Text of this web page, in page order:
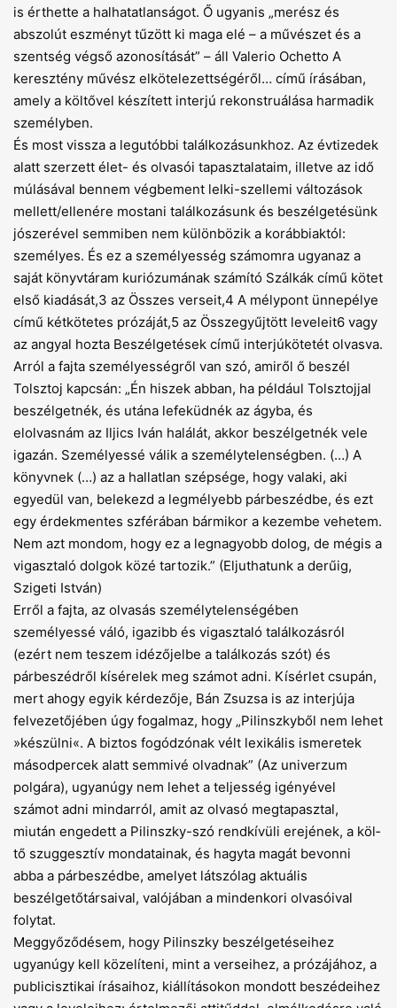
is érthette a halhatatlanságot. Ő ugyanis „merész és
abszolút eszményt tűzött ki maga elé – a művészet és a
szentség végső azonosítását” – áll Valerio Ochetto A
keresztény művész elkötelezettségéről… cí­mű írásában,
amely a költővel készített interjú rekonstruálása harmadik
személyben.
És most vissza a legutóbbi találkozásunkhoz. Az évtizedek
alatt szerzett élet- és olvasói tapasztalataim, illetve az idő
múlásával bennem végbement lelki-szellemi változások
mellett/ellenére mostani találkozásunk és beszélgetésünk
jószerével semmiben nem különbözik a korábbiaktól:
személyes. És ez a személyesség számomra ugyanaz a
saját könyvtáram kuriózumának számító Szálkák című kötet
első kiadását,3 az Összes verseit,4 A mélypont ünnepélye
című kétkötetes prózáját,5 az Összegyűjtött leveleit6 vagy
az angyal hozta Beszélgetések című interjúkötetét olvasva.
Arról a fajta személyességről van szó, amiről ő beszél
Tolsztoj kapcsán: „Én hiszek abban, ha például Tolsztojjal
beszélgetnék, és utána lefeküdnék az ágyba, és
elolvasnám az Iljics Iván halálát, akkor beszélgetnék vele
igazán. Személyessé válik a személytelenségben. (…) A
könyvnek (…) az a hallatlan szépsége, hogy valaki, aki
egyedül van, belekezd a legmélyebb párbeszédbe, és ezt
egy érdekmentes szférában bármikor a kezembe vehetem.
Nem azt mondom, hogy ez a legnagyobb dolog, de mégis a
vigasztaló dolgok közé tartozik.” (Eljuthatunk a derűig,
Szigeti István)
Erről a fajta, az olvasás személytelenségében
személyessé váló, igazibb és vigasztaló találkozásról
(ezért nem teszem idézőjelbe a találkozás szót) és
párbeszédről kísérelek meg számot adni. Kísérlet csupán,
mert ahogy egyik kérdezője, Bán Zsuzsa is az interjúja
felvezetőjében úgy fogalmaz, hogy „Pilinszkyből nem lehet
»készülni«. A biztos fogódzónak vélt lexikális ismeretek
másodpercek alatt semmivé olvadnak” (Az univerzum
polgára), ugyanúgy nem lehet a teljesség igényével
számot adni mindarról, amit az olvasó megtapasztal,
miután engedett a Pilinszky-szó rendkívüli erejének, a köl­
tő szuggesztív mondatainak, és hagyta magát bevonni
abba a párbeszédbe, amelyet látszólag aktuális
beszélgetőtársaival, valójában a mindenkori olvasóival
folytat.
Meggyőződésem, hogy Pilinszky beszélgetéseihez
ugyanúgy kell közelíteni, mint a verseihez, a prózájához, a
publicisztikai írásaihoz, kiállításokon mondott beszédeihez